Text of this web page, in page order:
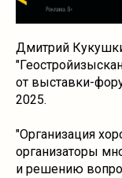
Дмитрий
от выставки-
2025.
"Организация
организаторы
и решению